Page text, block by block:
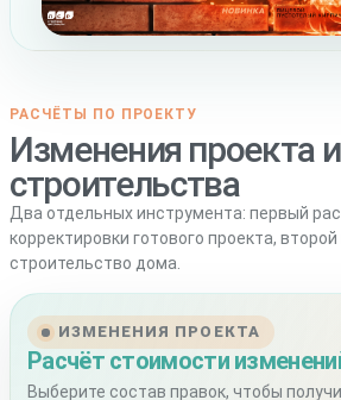
РАСЧЁТЫ ПО ПРОЕКТУ
Изменения проекта
строительства
Два отдельных инструмента: первый
корректировки готового проекта,
строительство дома.
ИЗМЕНЕНИЯ ПРОЕКТА
Расчёт стоимости
Выберите состав правок, чтобы